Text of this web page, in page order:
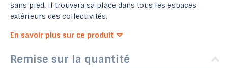
sans pied, il trouvera sa place dans tous les espaces
extérieurs des collectivités.
En savoir plus sur ce produit
Remise sur la quantité